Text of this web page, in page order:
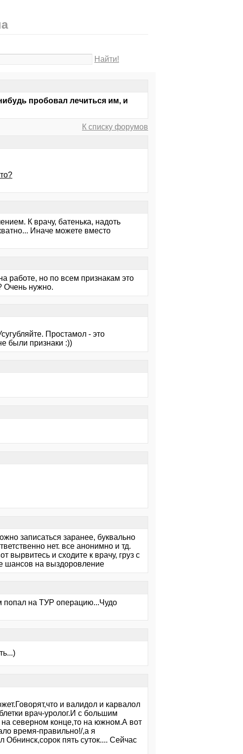
Найти!
пробовал лечиться им, и
К списку форумов
К врачу, батенька, надоть
Иначе можете вместо
работе, но по всем признакам это
Очень нужно.
Простамол - это
были признаки :))
записаться заранее, буквально
нет. все анонимно и тд.
вырвитесь и сходите к врачу, груз с
шансов на выздоровление
попал на ТУР операцию...Чудо
и валидол и карвалол
врач-уролог.И с большим
северном конце,то на южном.А вот
время-правильно!/,а я
пять суток.... Сейчас